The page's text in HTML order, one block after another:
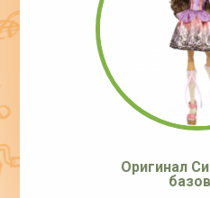
Оригинал